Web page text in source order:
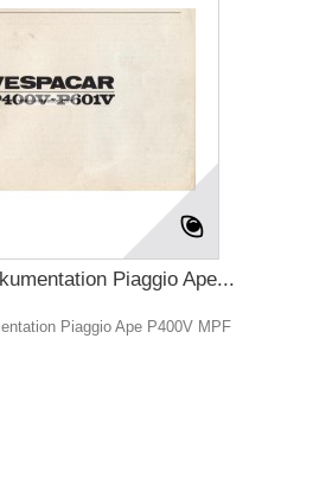
Piaggio Ape...
Piaggio Ape P400V MPF